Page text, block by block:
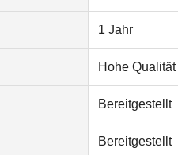
1 Jahr
Hohe
Bereitgestellt
Bereitgestellt